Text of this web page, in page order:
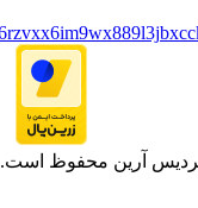
آرین محفوظ است.